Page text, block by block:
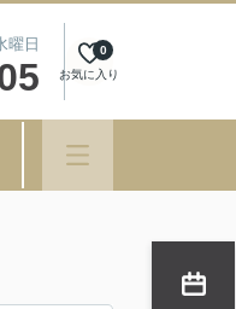
曜日
お気に入り
0